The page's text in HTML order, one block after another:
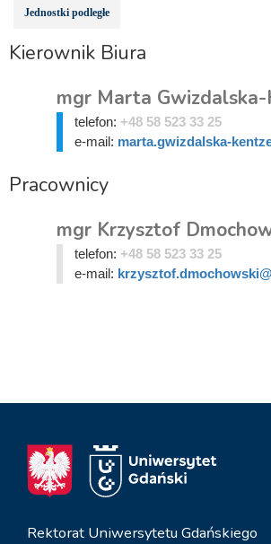
Jednostki podległe
Kierownik Biura
mgr Marta
telefon: +48 58 523 33 25
e-mail: marta.gwizdalska-
Pracownicy
mgr Krzysztof
telefon: +48 58 523 33 25
e-mail:
Rektorat Uniwersytetu Gdańskiego